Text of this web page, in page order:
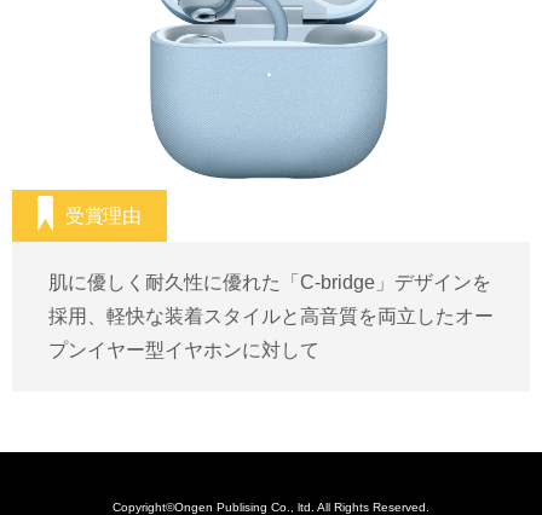
メーカー向けよくある質問
受賞理由
肌に優しく耐久性に優れた「C-bridge」デザインを
採用、軽快な装着スタイルと高音質を両立したオー
プンイヤー型イヤホンに対して
Copyright©Ongen Publising Co., ltd. All Rights Reserved.